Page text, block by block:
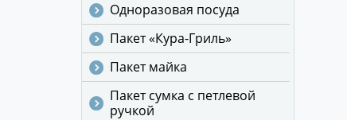
Одноразовая посуда
Пакет «Кура-Гриль»
Пакет майка
Пакет сумка с петлевой
ручкой